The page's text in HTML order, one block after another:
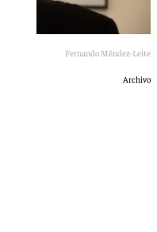
Fernando Méndez-Leite
Archivo